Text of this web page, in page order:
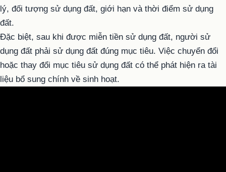
lý, đối tượng sử dụng đất, giới hạn và thời điểm sử dụng
đất.
Đặc biệt, sau khi được miễn tiền sử dụng đất, người sử
dụng đất phải sử dụng đất đúng mục tiêu. Việc chuyển đổi
hoặc thay đổi mục tiêu sử dụng đất có thể phát hiện ra tài
liệu bổ sung chính về sinh hoạt.